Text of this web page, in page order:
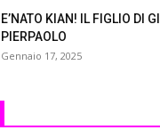
E’NATO KIAN! IL FIGLIO DI
PIERPAOLO
Gennaio 17, 2025